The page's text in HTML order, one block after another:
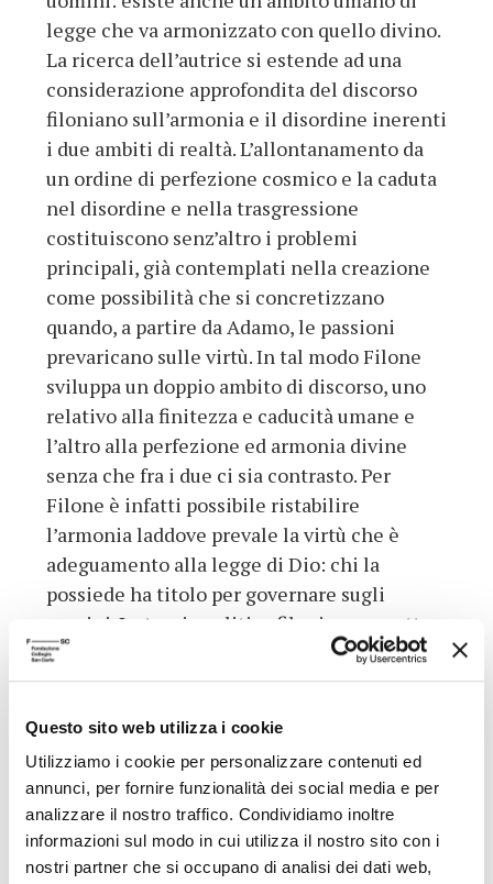
Questo sito web utilizza i cookie
Utilizziamo i cookie per personalizzare contenuti ed
annunci, per fornire funzionalità dei social media e per
analizzare il nostro traffico. Condividiamo inoltre
informazioni sul modo in cui utilizza il nostro sito con i
nostri partner che si occupano di analisi dei dati web,
legge che va armonizzato con quello divino.
La ricerca dell’autrice si estende ad una
considerazione approfondita del discorso
filoniano sull’armonia e il disordine inerenti
i due ambiti di realtà. L’allontanamento da
un ordine di perfezione cosmico e la caduta
nel disordine e nella trasgressione
costituiscono senz’altro i problemi
principali, già contemplati nella creazione
come possibilità che si concretizzano
quando, a partire da Adamo, le passioni
prevaricano sulle virtù. In tal modo Filone
sviluppa un doppio ambito di discorso, uno
relativo alla finitezza e caducità umane e
l’altro alla perfezione ed armonia divine
senza che fra i due ci sia contrasto. Per
Filone è infatti possibile ristabilire
l’armonia laddove prevale la virtù che è
adeguamento alla legge di Dio: chi la
possiede ha titolo per governare sugli
uomini. La teoria politica filoniana se sotto
questo riguardo non è nuova, si distingue
però nel fissare una dipendenza diretta della
politica e la determinano rendendo del
tutto secondaria la scelta tra forme diverse
di costituzioni. Esse sono buone o cattive
solo se sono forme di ordine o di disordine,
governo delle leggi o dell’anarchia.